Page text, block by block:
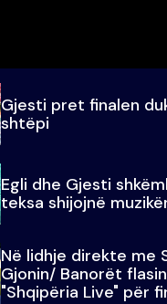
Gjesti pret finalen
shtëpi
Egli dhe Gjesti
teksa shijojnë
Në lidhje direkte me
Gjonin/ Banorët
"Shqipëria Live" për